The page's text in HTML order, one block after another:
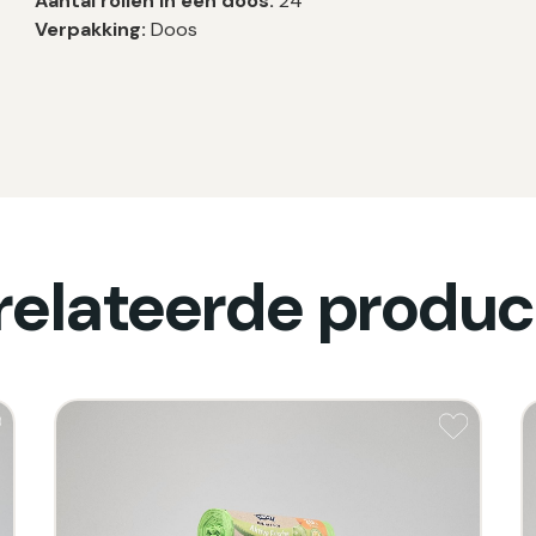
Verpakking: Doos